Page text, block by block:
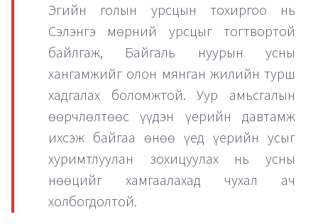
Эгийн голын урсцын тохиргоо нь
Сэлэнгэ мөрний урсцыг тогтвортой
байлгаж, Байгаль нуурын усны
хангамжийг олон мянган жилийн турш
хадгалах боломжтой. Уур амьсгалын
өөрчлөлтөөс үүдэн үерийн давтамж
ихсэж байгаа өнөө үед үерийн усыг
хуримтлуулан зохицуулах нь усны
нөөцийг хамгаалахад чухал ач
холбогдолтой.